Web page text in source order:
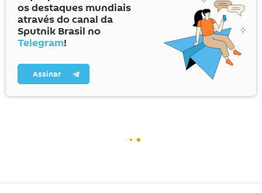
os destaques mundiais
através do canal da
Sputnik Brasil no
Telegram!
Assinar